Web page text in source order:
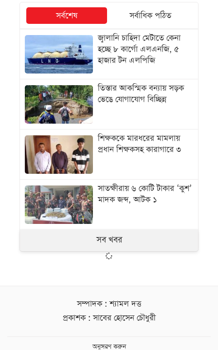
সর্বশেষ
সর্বাধিক পঠিত
জ্বালানি চাহিদা মেটাতে কেনা
হচ্ছে ৮ কার্গো এলএনজি, ৫
হাজার টন এলপিজি
তিস্তার আকস্মিক বন্যায় সড়ক
ভেঙে যোগাযোগ বিচ্ছিন্ন
শিক্ষককে মারধরের মামলায়
প্রধান শিক্ষকসহ কারাগারে ৩
সাতক্ষীরায় ৬ কোটি টাকার ‘কুশ’
মাদক জব্দ, আটক ১
সব খবর
সম্পাদক : শ্যামল দত্ত
প্রকাশক : সাবের হোসেন চৌধুরী
অনুসরণ করুন